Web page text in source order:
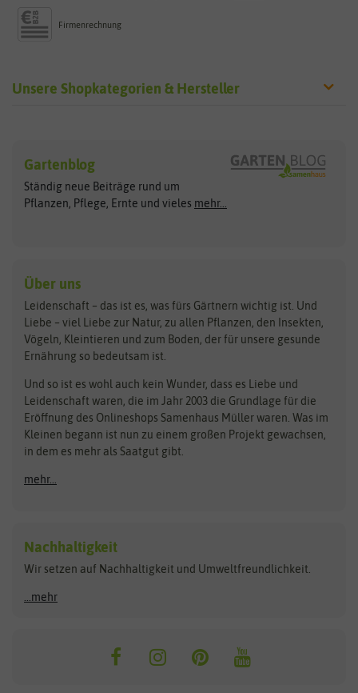
Firmenrechnung
Unsere Shopkategorien & Hersteller
Exotische Samen
Gemüsesamen
Gründünger
Kräutersamen
Obstsamen
Pilzbrut
Rasensamen
Steckzwiebeln
Zimmer & Kübelpflanzen
Kataloge
Schnäppchen
Anzucht & Gartenzubehör
Anzuchtschalen
Heizmatte & Heizkabel
Kokos-Quelltabletten
Zimmergewächshaus
Arche Noah
ASB Greenworld
Benary
Bingenheimer Saatgut
Bionana
BIOWOL
Blumicorn
Bûten Birds
Carl Pabst
Clever Pots
COMPO
Dürr-Samen
Feldsaaten Freudenberger
Fertil
Flora Elite
Florissa
Flortis
Franchi Sementi
Hortitops
JUB Holland
Gartenblog
Ständig neue Beiträge rund um
Pflanzen, Pflege, Ernte und vieles mehr...
Über uns
Leidenschaft – das ist es, was fürs Gärtnern wichtig ist. Und
Liebe – viel Liebe zur Natur, zu allen Pflanzen, den Insekten,
Vögeln, Kleintieren und zum Boden, der für unsere gesunde
Ernährung so bedeutsam ist.
Und so ist es wohl auch kein Wunder, dass es Liebe und
Leidenschaft waren, die im Jahr 2003 die Grundlage für die
Eröffnung des Onlineshops Samenhaus Müller waren. Was im
Kleinen begann ist nun zu einem großen Projekt gewachsen,
in dem es mehr als Saatgut gibt.
mehr...
Nachhaltigkeit
Wir setzen auf Nachhaltigkeit und Umweltfreundlichkeit.
...mehr